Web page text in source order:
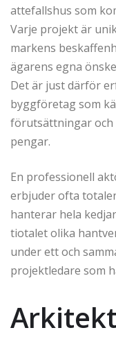
attefallshus som
Varje projekt är
markens
ägarens egna
Det är just därför
byggföretag som
förutsättningar och
pengar.
En professionell
erbjuder ofta
hanterar hela
tiotalet olika
under ett och
projektledare som